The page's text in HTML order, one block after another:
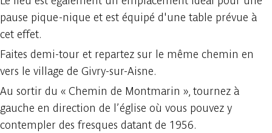
pause pique-nique et est équipé d'une table prévue à
cet effet.
Faites demi-tour et repartez sur le même chemin en
vers le village de Givry-sur-Aisne.
Au sortir du « Chemin de Montmarin », tournez à
gauche en direction de l’église où vous pouvez y
contempler des fresques datant de 1956.